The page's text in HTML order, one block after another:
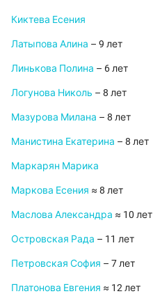
Киктева Есения
Латыпова Алина – 9 лет
Линькова Полина – 6 лет
Логунова Николь – 8 лет
Мазурова Милана – 8 лет
Манистина Екатерина – 8 лет
Маркарян Марика
Маркова Есения ≈ 8 лет
Маслова Александра ≈ 10 лет
Островская Рада – 11 лет
Петровская София – 7 лет
Платонова Евгения ≈ 12 лет